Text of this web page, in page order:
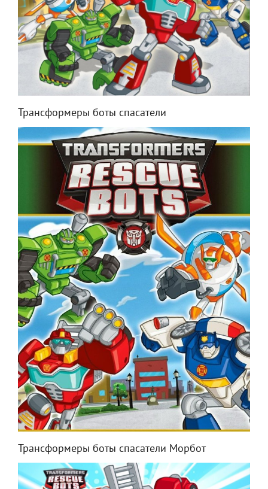
Трансформеры боты спасатели
Трансформеры боты спасатели Морбот